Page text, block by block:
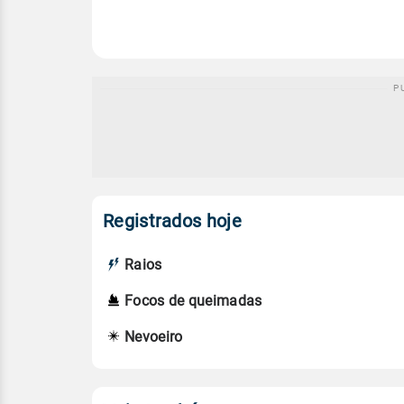
Registrados hoje
Raios
Focos de queimadas
Nevoeiro